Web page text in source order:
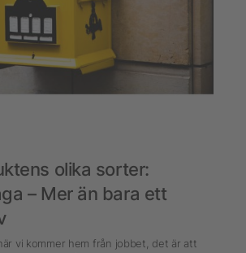
olika sorter:
– Mer än bara ett
vi kommer hem från jobbet, det är att